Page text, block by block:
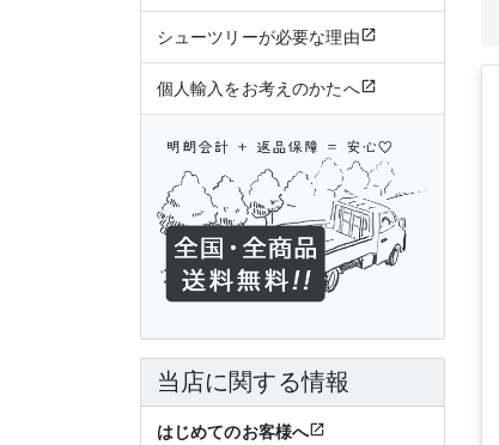
シューツリーが必要な理由
個人輸入をお考えのかたへ
当店に関する情報
はじめてのお客様へ